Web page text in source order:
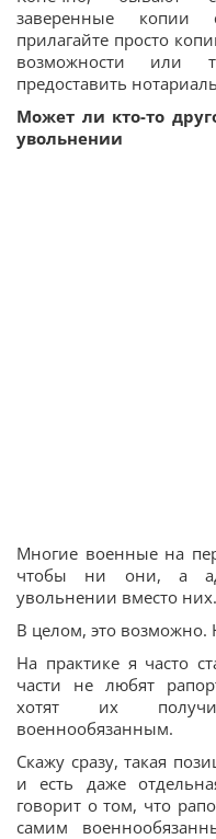
заверенные копии
прилагайте просто
возможности или
предоставить
Может ли кто-то
увольнении
Многие военные на
чтобы ни они, а
увольнении вместо них.
В целом, это возможно.
На практике я часто
части не любят
хотят их
военнообязанным.
Скажу сразу, такая
и есть даже
говорит о том, что
самим